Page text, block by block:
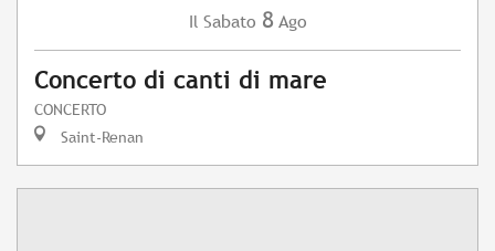
Il Sabato 8 Ago
Concerto di canti di mare
CONCERTO
Saint-Renan